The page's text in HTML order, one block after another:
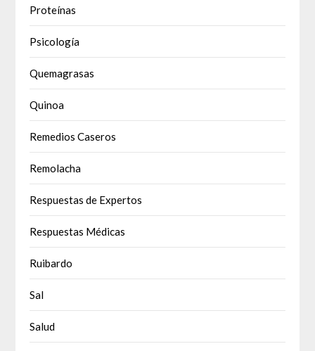
Proteínas
Psicología
Quemagrasas
Quinoa
Remedios Caseros
Remolacha
Respuestas de Expertos
Respuestas Médicas
Ruibardo
Sal
Salud